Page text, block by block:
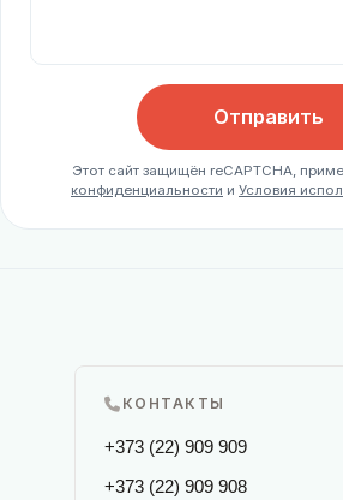
Отправить
Этот сайт защищён reCAPTCHA,
конфиденциальности и Условия
КОНТАКТЫ
+373 (22) 909 909
+373 (22) 909 908